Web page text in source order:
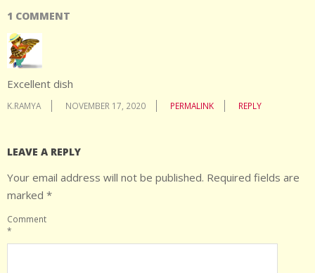
1 COMMENT
Excellent dish
K.RAMYA NOVEMBER 17, 2020 PERMALINK REPLY
LEAVE A REPLY
Your email address will not be published. Required fields are
marked *
Comment
*